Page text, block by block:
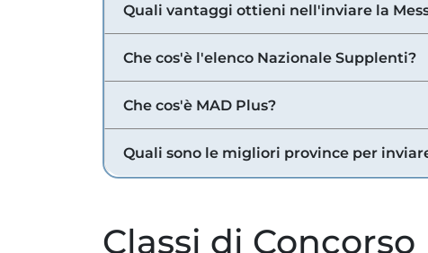
Quali vantaggi ottieni nell'inviare la
Che cos'è l'elenco Nazionale Supplenti?
Che cos'è MAD Plus?
Quali sono le migliori province per
Classi di Concorso